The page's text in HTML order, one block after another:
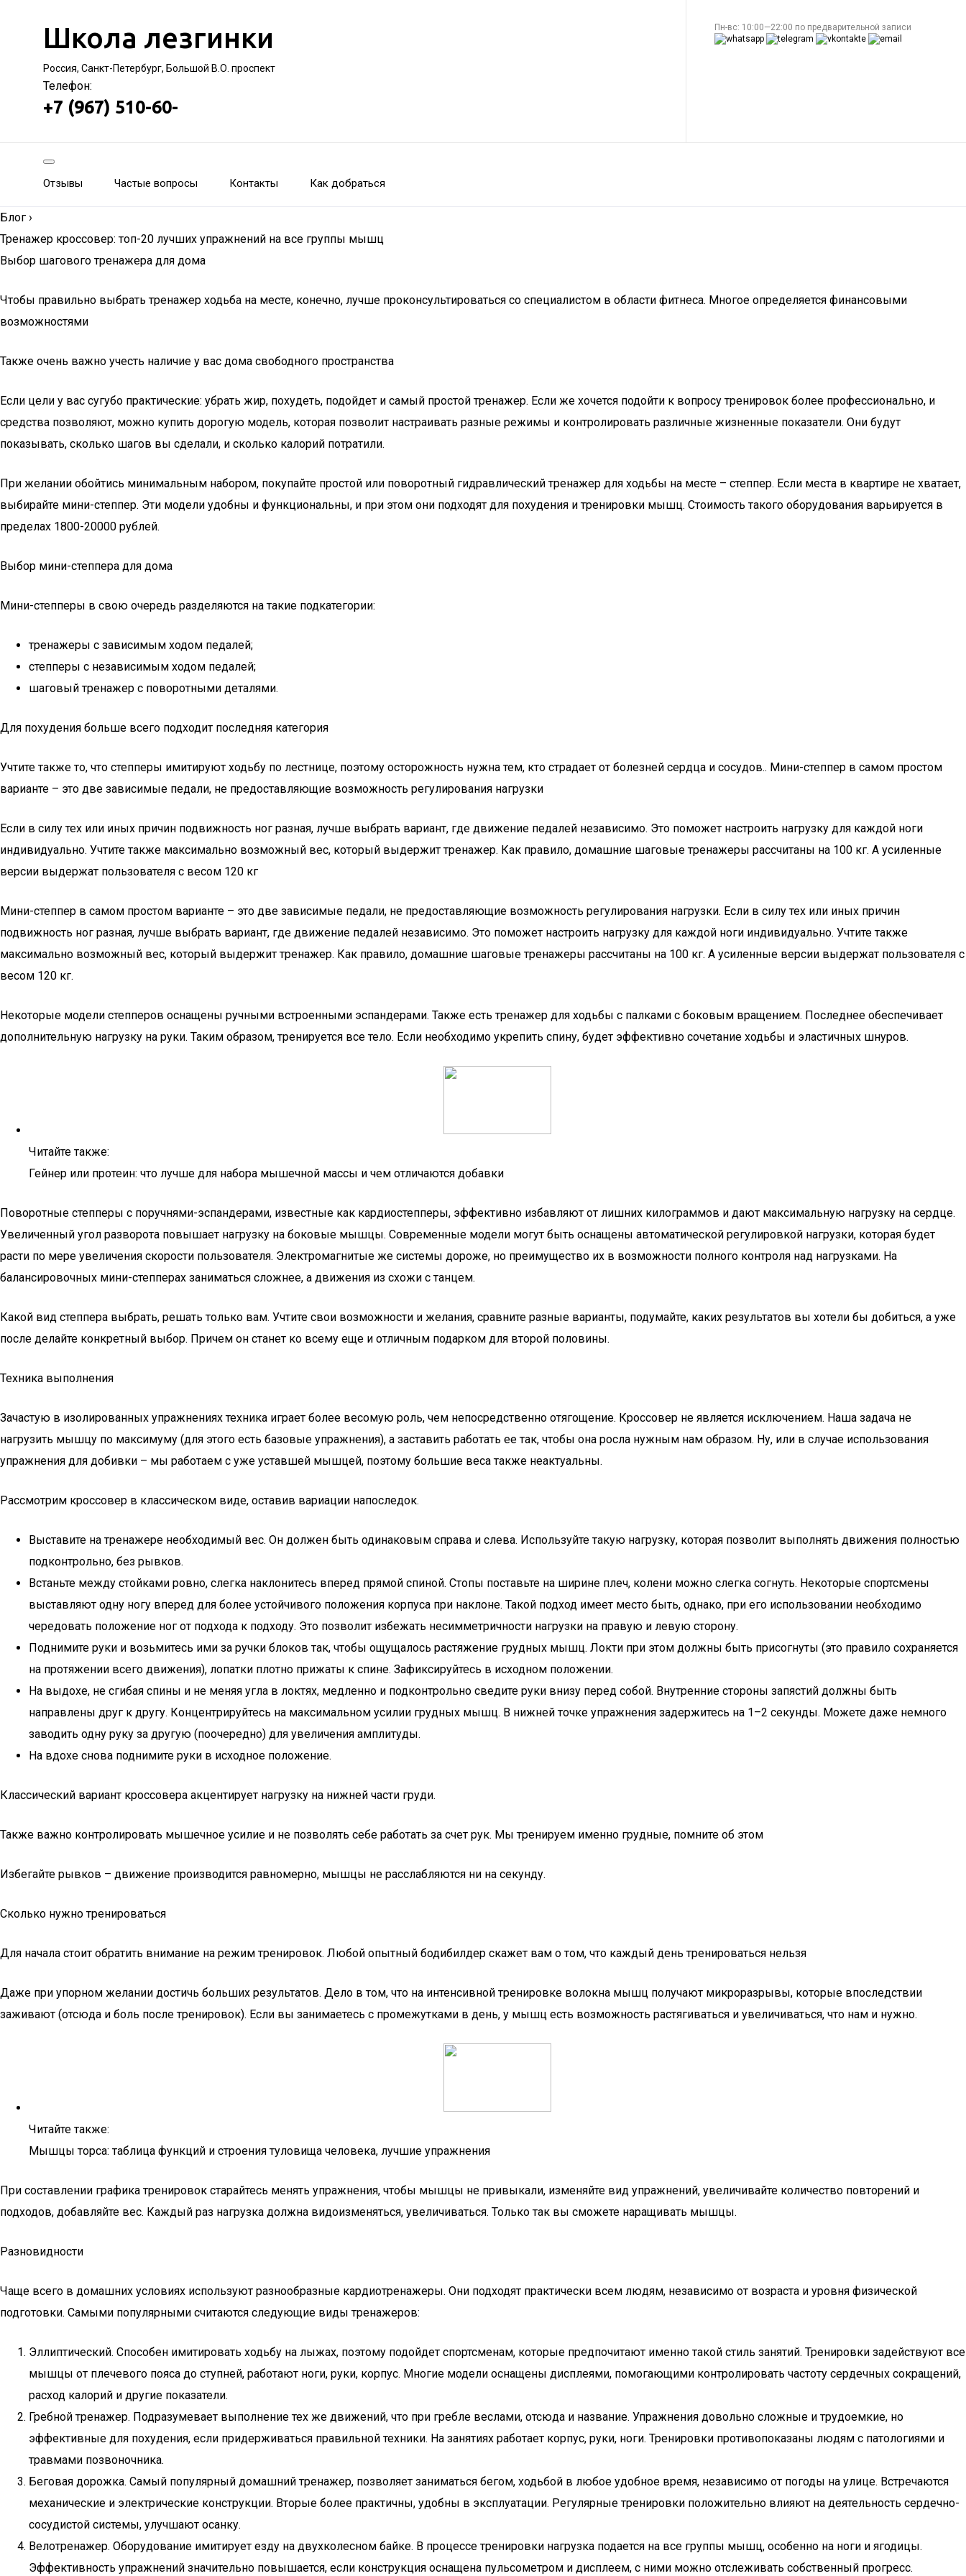
Школа лезгинки
Россия, Санкт-Петербург, Большой В.О. проспект
Телефон:
+7 (967) 510-60-
Пн-вс: 10:00—22:00 по предварительной записи
Отзывы Частые вопросы Контакты Как добраться
Блог ›
Тренажер кроссовер: топ-20 лучших упражнений на все группы мышц
Выбор шагового тренажера для дома
Чтобы правильно выбрать тренажер ходьба на месте, конечно, лучше проконсультироваться со специалистом в области фитнеса. Многое определяется финансовыми
возможностями
Также очень важно учесть наличие у вас дома свободного пространства
Если цели у вас сугубо практические: убрать жир, похудеть, подойдет и самый простой тренажер. Если же хочется подойти к вопросу тренировок более профессионально, и
средства позволяют, можно купить дорогую модель, которая позволит настраивать разные режимы и контролировать различные жизненные показатели. Они будут
показывать, сколько шагов вы сделали, и сколько калорий потратили.
При желании обойтись минимальным набором, покупайте простой или поворотный гидравлический тренажер для ходьбы на месте – степпер. Если места в квартире не хватает,
выбирайте мини-степпер. Эти модели удобны и функциональны, и при этом они подходят для похудения и тренировки мышц. Стоимость такого оборудования варьируется в
пределах 1800-20000 рублей.
Выбор мини-степпера для дома
Мини-степперы в свою очередь разделяются на такие подкатегории:
тренажеры с зависимым ходом педалей;
степперы с независимым ходом педалей;
шаговый тренажер с поворотными деталями.
Для похудения больше всего подходит последняя категория
Учтите также то, что степперы имитируют ходьбу по лестнице, поэтому осторожность нужна тем, кто страдает от болезней сердца и сосудов.. Мини-степпер в самом простом
варианте – это две зависимые педали, не предоставляющие возможность регулирования нагрузки
Если в силу тех или иных причин подвижность ног разная, лучше выбрать вариант, где движение педалей независимо. Это поможет настроить нагрузку для каждой ноги
индивидуально. Учтите также максимально возможный вес, который выдержит тренажер. Как правило, домашние шаговые тренажеры рассчитаны на 100 кг. А усиленные
версии выдержат пользователя с весом 120 кг
Мини-степпер в самом простом варианте – это две зависимые педали, не предоставляющие возможность регулирования нагрузки. Если в силу тех или иных причин
подвижность ног разная, лучше выбрать вариант, где движение педалей независимо. Это поможет настроить нагрузку для каждой ноги индивидуально. Учтите также
максимально возможный вес, который выдержит тренажер. Как правило, домашние шаговые тренажеры рассчитаны на 100 кг. А усиленные версии выдержат пользователя с
весом 120 кг.
Некоторые модели степперов оснащены ручными встроенными эспандерами. Также есть тренажер для ходьбы с палками с боковым вращением. Последнее обеспечивает
дополнительную нагрузку на руки. Таким образом, тренируется все тело. Если необходимо укрепить спину, будет эффективно сочетание ходьбы и эластичных шнуров.
Читайте также:
Гейнер или протеин: что лучше для набора мышечной массы и чем отличаются добавки
Поворотные степперы с поручнями-эспандерами, известные как кардиостепперы, эффективно избавляют от лишних килограммов и дают максимальную нагрузку на сердце.
Увеличенный угол разворота повышает нагрузку на боковые мышцы. Современные модели могут быть оснащены автоматической регулировкой нагрузки, которая будет
расти по мере увеличения скорости пользователя. Электромагнитые же системы дороже, но преимущество их в возможности полного контроля над нагрузками. На
балансировочных мини-степперах заниматься сложнее, а движения из схожи с танцем.
Какой вид степпера выбрать, решать только вам. Учтите свои возможности и желания, сравните разные варианты, подумайте, каких результатов вы хотели бы добиться, а уже
после делайте конкретный выбор. Причем он станет ко всему еще и отличным подарком для второй половины.
Техника выполнения
Зачастую в изолированных упражнениях техника играет более весомую роль, чем непосредственно отягощение. Кроссовер не является исключением. Наша задача не
нагрузить мышцу по максимуму (для этого есть базовые упражнения), а заставить работать ее так, чтобы она росла нужным нам образом. Ну, или в случае использования
упражнения для добивки – мы работаем с уже уставшей мышцей, поэтому большие веса также неактуальны.
Рассмотрим кроссовер в классическом виде, оставив вариации напоследок.
Выставите на тренажере необходимый вес. Он должен быть одинаковым справа и слева. Используйте такую нагрузку, которая позволит выполнять движения полностью
подконтрольно, без рывков.
Встаньте между стойками ровно, слегка наклонитесь вперед прямой спиной. Стопы поставьте на ширине плеч, колени можно слегка согнуть. Некоторые спортсмены
выставляют одну ногу вперед для более устойчивого положения корпуса при наклоне. Такой подход имеет место быть, однако, при его использовании необходимо
чередовать положение ног от подхода к подходу. Это позволит избежать несимметричности нагрузки на правую и левую сторону.
Поднимите руки и возьмитесь ими за ручки блоков так, чтобы ощущалось растяжение грудных мышц. Локти при этом должны быть присогнуты (это правило сохраняется
на протяжении всего движения), лопатки плотно прижаты к спине. Зафиксируйтесь в исходном положении.
На выдохе, не сгибая спины и не меняя угла в локтях, медленно и подконтрольно сведите руки внизу перед собой. Внутренние стороны запястий должны быть
направлены друг к другу. Концентрируйтесь на максимальном усилии грудных мышц. В нижней точке упражнения задержитесь на 1–2 секунды. Можете даже немного
заводить одну руку за другую (поочередно) для увеличения амплитуды.
На вдохе снова поднимите руки в исходное положение.
Классический вариант кроссовера акцентирует нагрузку на нижней части груди.
Также важно контролировать мышечное усилие и не позволять себе работать за счет рук. Мы тренируем именно грудные, помните об этом
Избегайте рывков – движение производится равномерно, мышцы не расслабляются ни на секунду.
Сколько нужно тренироваться
Для начала стоит обратить внимание на режим тренировок. Любой опытный бодибилдер скажет вам о том, что каждый день тренироваться нельзя
Даже при упорном желании достичь больших результатов. Дело в том, что на интенсивной тренировке волокна мышц получают микроразрывы, которые впоследствии
заживают (отсюда и боль после тренировок). Если вы занимаетесь с промежутками в день, у мышц есть возможность растягиваться и увеличиваться, что нам и нужно.
Читайте также:
Мышцы торса: таблица функций и строения туловища человека, лучшие упражнения
При составлении графика тренировок старайтесь менять упражнения, чтобы мышцы не привыкали, изменяйте вид упражнений, увеличивайте количество повторений и
подходов, добавляйте вес. Каждый раз нагрузка должна видоизменяться, увеличиваться. Только так вы сможете наращивать мышцы.
Разновидности
Чаще всего в домашних условиях используют разнообразные кардиотренажеры. Они подходят практически всем людям, независимо от возраста и уровня физической
подготовки. Самыми популярными считаются следующие виды тренажеров:
Эллиптический. Способен имитировать ходьбу на лыжах, поэтому подойдет спортсменам, которые предпочитают именно такой стиль занятий. Тренировки задействуют все
мышцы от плечевого пояса до ступней, работают ноги, руки, корпус. Многие модели оснащены дисплеями, помогающими контролировать частоту сердечных сокращений,
расход калорий и другие показатели.
Гребной тренажер. Подразумевает выполнение тех же движений, что при гребле веслами, отсюда и название. Упражнения довольно сложные и трудоемкие, но
эффективные для похудения, если придерживаться правильной техники. На занятиях работает корпус, руки, ноги. Тренировки противопоказаны людям с патологиями и
травмами позвоночника.
Беговая дорожка. Самый популярный домашний тренажер, позволяет заниматься бегом, ходьбой в любое удобное время, независимо от погоды на улице. Встречаются
механические и электрические конструкции. Вторые более практичны, удобны в эксплуатации. Регулярные тренировки положительно влияют на деятельность сердечно-
сосудистой системы, улучшают осанку.
Велотренажер. Оборудование имитирует езду на двухколесном байке. В процессе тренировки нагрузка подается на все группы мышц, особенно на ноги и ягодицы.
Эффективность упражнений значительно повышается, если конструкция оснащена пульсометром и дисплеем, с ними можно отслеживать собственный прогресс.